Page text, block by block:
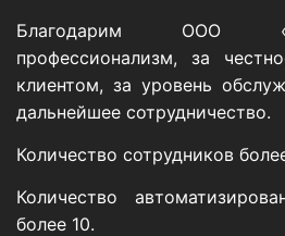
Благодарим ООО
профессионализм, за
клиентом, за уровень
дальнейшее сотрудничество.
Количество сотрудников
Количество
более 10.